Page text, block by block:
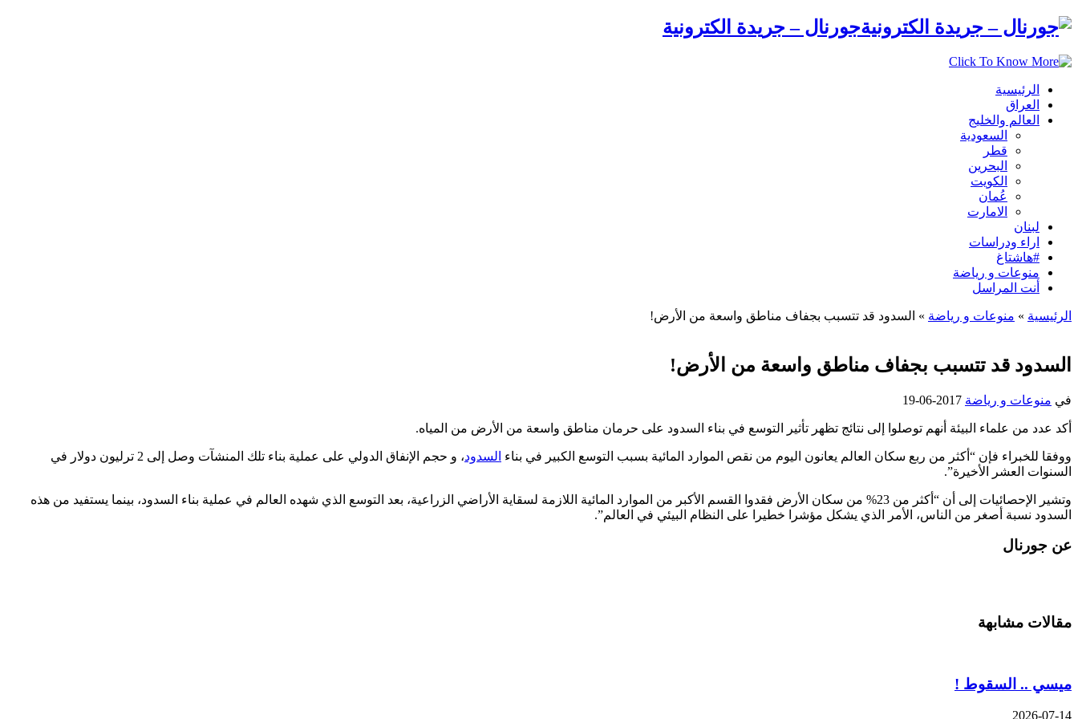
جورنال – جريدة الكترونية
الرئيسية
العراق
العالم والخليج
السعودية
قطر
البحرين
الكويت
عُمان
الامارت
لبنان
اراء ودراسات
#هاشتاغ
منوعات و رياضة
أنت المراسل
الرئيسية » منوعات و رياضة » السدود قد تتسبب بجفاف مناطق واسعة من الأرض!
السدود قد تتسبب بجفاف مناطق واسعة من الأرض!
في منوعات و رياضة 2017-06-19
أكد عدد من علماء البيئة أنهم توصلوا إلى نتائج تظهر تأثير التوسع في بناء السدود على حرمان مناطق واسعة من الأرض من المياه.
ووفقا للخبراء فإن “أكثر من ربع سكان العالم يعانون اليوم من نقص الموارد المائية بسبب التوسع الكبير في بناء السدود
، و حجم الإنفاق الدولي على عملية بناء تلك المنشآت وصل إلى 2 ترليون دولار في
السنوات العشر الأخيرة”.
وتشير الإحصائيات إلى أن “أكثر من 23% من سكان الأرض فقدوا القسم الأكبر من الموارد المائية اللازمة لسقاية الأراضي الزراعية، بعد التوسع الذي شهده العالم في عملية بناء السدود، بينما يستفيد من هذه
السدود نسبة أصغر من الناس، الأمر الذي يشكل مؤشرا خطيرا على النظام البيئي في العالم”.
عن جورنال
مقالات مشابهة
ميسي .. السقوط !
2026-07-14